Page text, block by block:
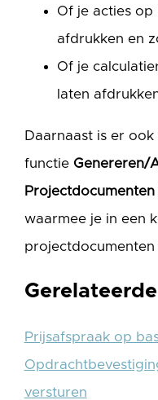
Of je acties
afdrukken en
Of je
laten
Daarnaast is er
functie Genereren/
Projectdocumenten
waarmee je in een
Prijsafspraak op
versturen